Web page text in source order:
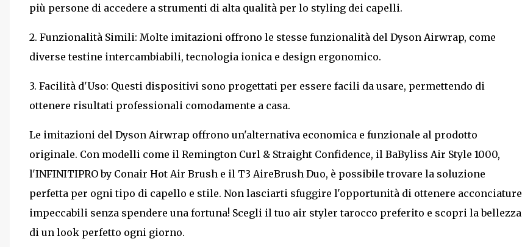
più persone di accedere a strumenti di alta qualità per lo styling dei capelli.
2. Funzionalità Simili: Molte imitazioni offrono le stesse funzionalità del Dyson Airwrap, come
diverse testine intercambiabili, tecnologia ionica e design ergonomico.
3. Facilità d'Uso: Questi dispositivi sono progettati per essere facili da usare, permettendo di
ottenere risultati professionali comodamente a casa.
Le imitazioni del Dyson Airwrap offrono un'alternativa economica e funzionale al prodotto
originale. Con modelli come il Remington Curl & Straight Confidence, il BaByliss Air Style 1000,
l'INFINITIPRO by Conair Hot Air Brush e il T3 AireBrush Duo, è possibile trovare la soluzione
perfetta per ogni tipo di capello e stile. Non lasciarti sfuggire l'opportunità di ottenere acconciature
impeccabili senza spendere una fortuna! Scegli il tuo air styler tarocco preferito e scopri la bellezza
di un look perfetto ogni giorno.